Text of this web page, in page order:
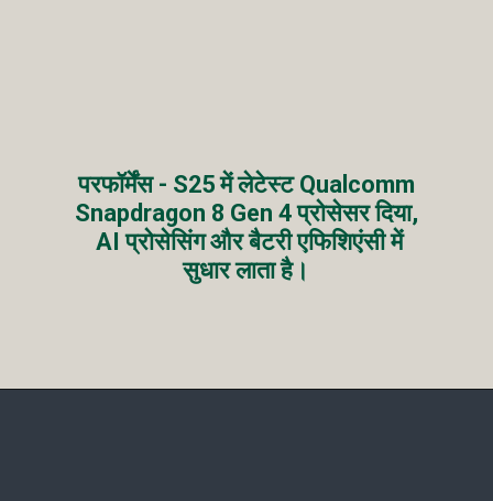
परफॉर्मेंस - S25 में लेटेस्ट Qualcomm
Snapdragon 8 Gen 4 प्रोसेसर दिया,
AI प्रोसेसिंग और बैटरी एफिशिएंसी में
सुधार लाता है।